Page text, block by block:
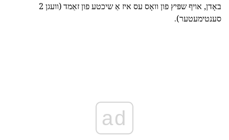
באָדן, אויף שפּיץ פון וואָס עס איז אַ שיכטע פון זאַמד (וועגן 2
סענטימעטער).
ad